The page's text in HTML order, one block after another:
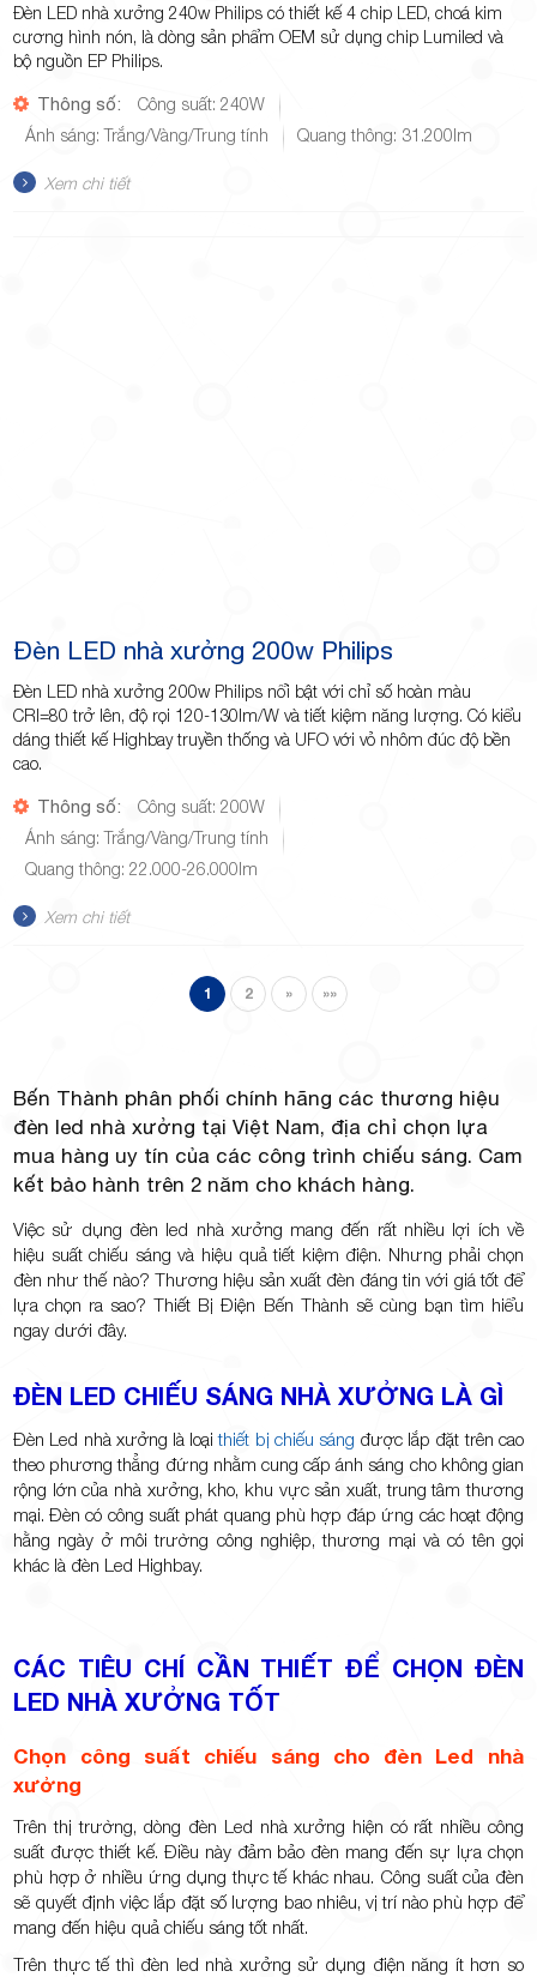
Đèn LED nhà xưởng 240w Philips có thiết kế 4 chip LED, choá kim
cương hình nón, là dòng sản phẩm OEM sử dụng chip Lumiled và
bộ nguồn EP Philips.
Thông số:
Công suất: 240W
Ánh sáng: Trắng/Vàng/Trung tính
Quang thông: 31.200lm
Xem chi tiết
Đèn LED nhà xưởng 200w Philips
Đèn LED nhà xưởng 200w Philips nổi bật với chỉ số hoàn màu
CRI=80 trở lên, độ rọi 120-130lm/W và tiết kiệm năng lượng. Có kiểu
dáng thiết kế Highbay truyền thống và UFO với vỏ nhôm đúc độ bền
cao.
Thông số:
Công suất: 200W
Ánh sáng: Trắng/Vàng/Trung tính
Quang thông: 22.000-26.000lm
Xem chi tiết
1 2 » »»
Bến Thành phân phối chính hãng các thương hiệu
đèn led nhà xưởng tại Việt Nam, địa chỉ chọn lựa
mua hàng uy tín của các công trình chiếu sáng. Cam
kết bảo hành trên 2 năm cho khách hàng.
Việc sử dụng đèn led nhà xưởng mang đến rất nhiều lợi ích về
hiệu suất chiếu sáng và hiệu quả tiết kiệm điện. Nhưng phải chọn
đèn như thế nào? Thương hiệu sản xuất đèn đáng tin với giá tốt để
lựa chọn ra sao? Thiết Bị Điện Bến Thành sẽ cùng bạn tìm hiểu
ngay dưới đây.
ĐÈN LED CHIẾU SÁNG NHÀ XƯỞNG LÀ GÌ
Đèn Led nhà xưởng là loạithiết bị chiếu sáng được lắp đặt trên cao
theo phương thẳng đứng nhằm cung cấp ánh sáng cho không gian
rộng lớn của nhà xưởng, kho, khu vực sản xuất, trung tâm thương
mại. Đèn có công suất phát quang phù hợp đáp ứng các hoạt động
hằng ngày ở môi trường công nghiệp, thương mại và có tên gọi
khác là đèn Led Highbay.
CÁC TIÊU CHÍ CẦN THIẾT ĐỂ CHỌN ĐÈN
LED NHÀ XƯỞNG TỐT
Chọn công suất chiếu sáng cho đèn Led nhà
xưởng
Trên thị trường, dòng đèn Led nhà xưởng hiện có rất nhiều công
suất được thiết kế. Điều này đảm bảo đèn mang đến sự lựa chọn
phù hợp ở nhiều ứng dụng thực tế khác nhau. Công suất của đèn
sẽ quyết định việc lắp đặt số lượng bao nhiêu, vị trí nào phù hợp để
mang đến hiệu quả chiếu sáng tốt nhất.
Trên thực tế thì đèn led nhà xưởng sử dụng điện năng ít hơn so